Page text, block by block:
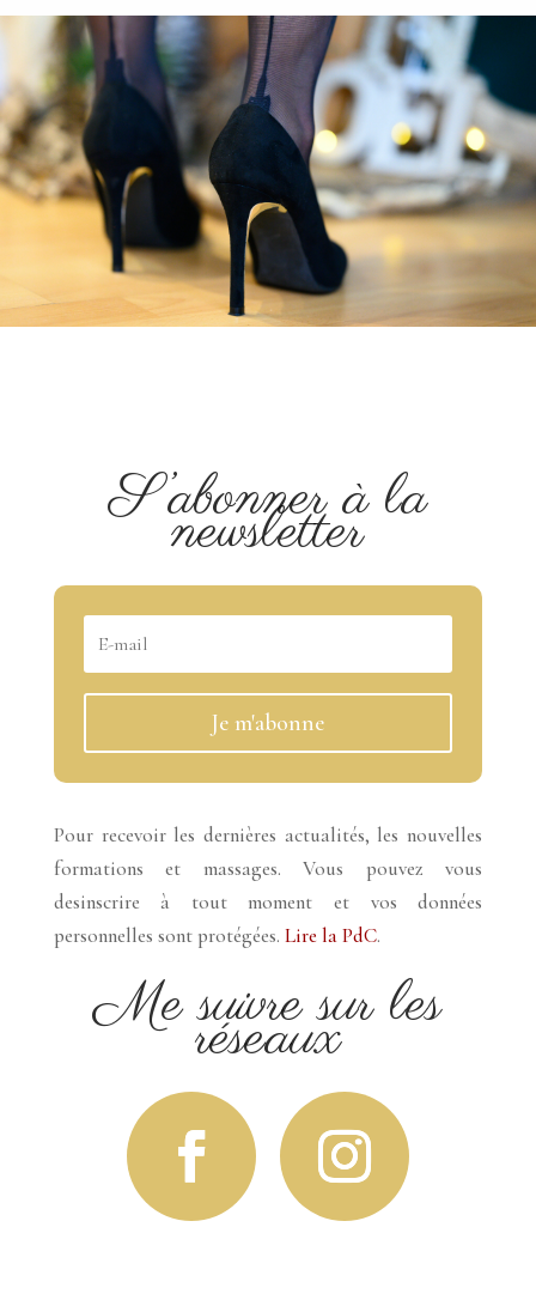
S’abonner à la
newsletter
Je m'abonne
Pour recevoir les dernières actualités, les nouvelles
formations et massages. Vous pouvez vous
desinscrire à tout moment et vos données
personnelles sont protégées. Lire la PdC.
Me suivre sur les
réseaux